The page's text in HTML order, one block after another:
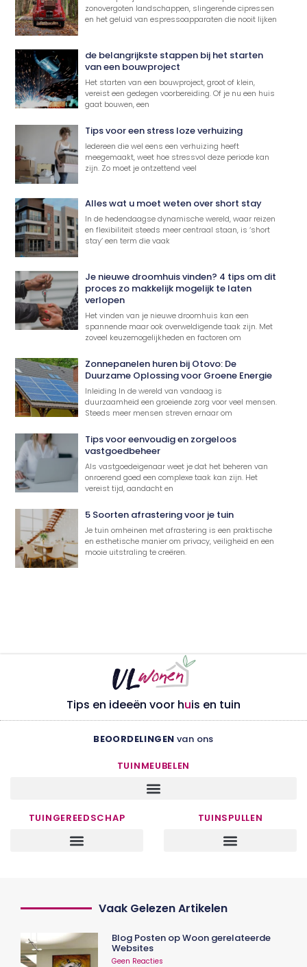
zonovergoten landschappen, slingerende cipressen
en het geluid van espressoapparaten die nooit lijken
de belangrijkste stappen bij het starten
van een bouwproject
Het starten van een bouwproject, groot of klein,
vereist een gedegen voorbereiding. Of je nu een huis
gaat bouwen, een
Tips voor een stress loze verhuizing
Iedereen die wel eens een verhuizing heeft
meegemaakt, weet hoe stressvol deze periode kan
zijn. Zo moet je ontzettend veel
Alles wat u moet weten over short stay
In de hedendaagse dynamische wereld, waar reizen
en flexibiliteit steeds meer centraal staan, is ‘short
stay’ een term die vaak
Je nieuwe droomhuis vinden? 4 tips om dit
proces zo makkelijk mogelijk te laten
verlopen
Het vinden van je nieuwe droomhuis kan een
spannende maar ook overweldigende taak zijn. Met
zoveel keuzemogelijkheden en factoren om
Zonnepanelen huren bij Otovo: De
Duurzame Oplossing voor Groene Energie
Inleiding In de wereld van vandaag is
duurzaamheid een groeiende zorg voor veel mensen.
Steeds meer mensen streven ernaar om
Tips voor eenvoudig en zorgeloos
vastgoedbeheer
Als vastgoedeigenaar weet je dat het beheren van
onroerend goed een complexe taak kan zijn. Het
vereist tijd, aandacht en
5 Soorten afrastering voor je tuin
Je tuin omheinen met afrastering is een praktische
en esthetische manier om privacy, veiligheid en een
mooie uitstraling te creëren.
Tips en ideeën voor huis en tuin
BEOORDELINGEN van ons
TUINMEUBELEN
TUINGEREEDSCHAP TUINSPULLEN
Vaak Gelezen Artikelen
Blog Posten op Woon gerelateerde
Websites
Geen Reacties